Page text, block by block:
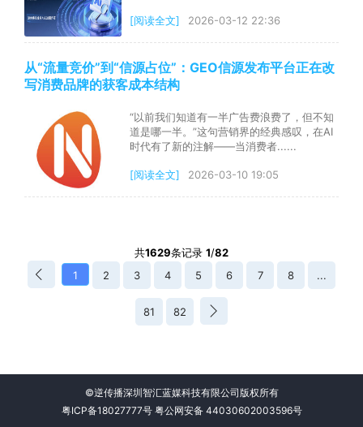
[阅读全文] 2026-03-12 22:36
从“流量竞价”到“信源占位”：GEO信源发布平台正在改
写消费品牌的获客成本结构
“以前我们知道有一半广告费浪费了，但不知
道是哪一半。”这句营销界的经典感叹，在AI
时代有了新的注解——当消费者......
[阅读全文] 2026-03-10 19:05
共1629条记录 1/82
1
2 3 4 5 6 7 8 ...
81 82
©逆传播深圳智汇蓝媒科技有限公司版权所有
粤ICP备18027777号 粤公网安备 44030602003596号